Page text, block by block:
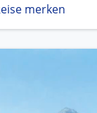
merken